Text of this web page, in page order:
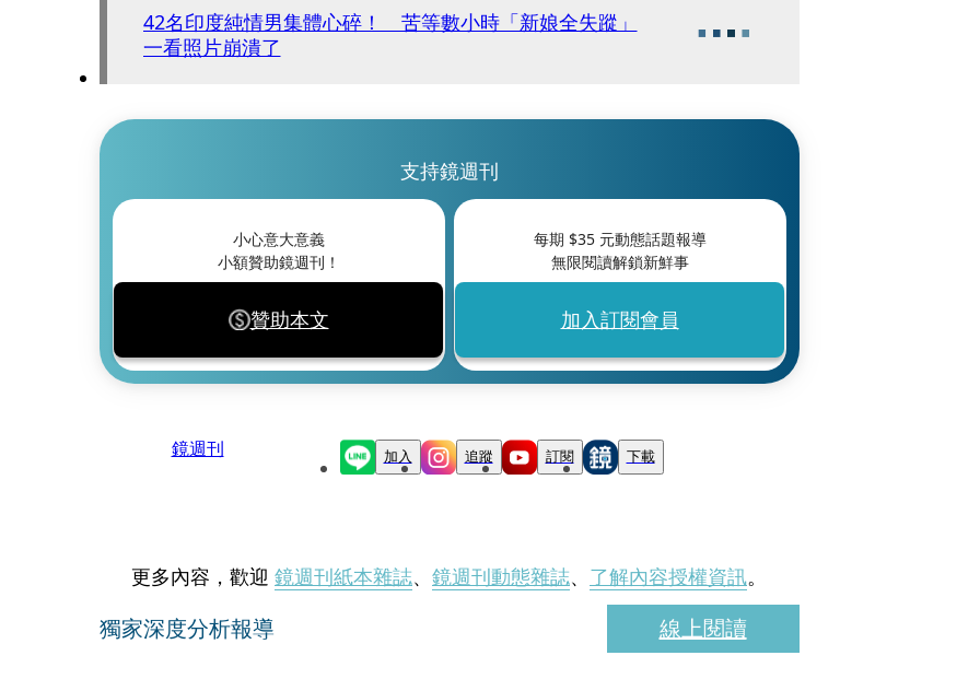
42名印度純情男集體心碎！ 苦等數小時「新娘全失蹤」
一看照片崩潰了
支持鏡週刊
小心意大意義
小額贊助鏡週刊！
贊助本文
每期 $35元動態話題報導
無限閱讀解鎖新鮮事
加入訂閱會員
鏡週刊 加入 追蹤 訂閱 下載
更多內容，歡迎 鏡週刊紙本雜誌、 鏡週刊動態雜誌、 了解內容授權資訊。
獨家深度分析報導 線上閱讀